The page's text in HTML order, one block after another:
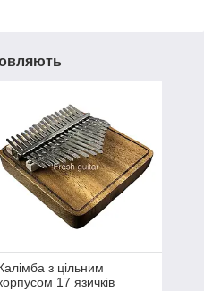
з цільним
17 язичків